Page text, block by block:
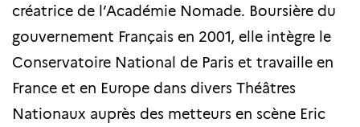
créatrice de l’Académie Nomade. Boursière du
gouvernement Français en 2001, elle intègre le
Conservatoire National de Paris et travaille en
France et en Europe dans divers Théâtres
Nationaux auprès des metteurs en scène Eric